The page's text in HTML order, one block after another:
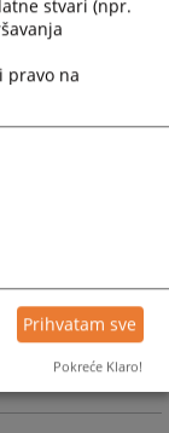
Županijskog
Evropi
smjernice
koju
u organizaciji
stvari (npr.
pravo na
Prihvatam sve
Pokreće Klaro!